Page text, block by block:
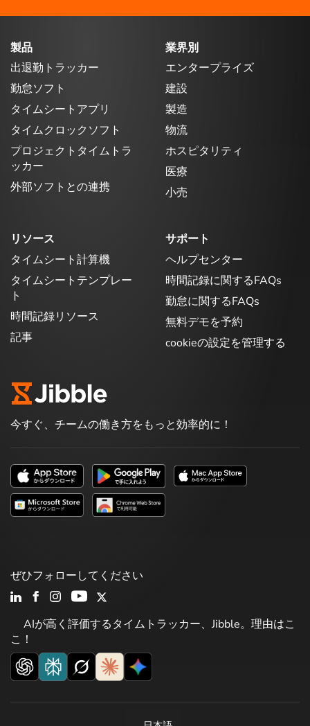
製品
出退勤トラッカー
勤怠ソフト
タイムシートアプリ
タイムクロックソフト
プロジェクトタイムトラ
ッカー
外部ソフトとの連携
業界別
エンタープライズ
建設
製造
物流
ホスピタリティ
医療
小売
リソース
タイムシート計算機
タイムシートテンプレー
ト
時間記録リソース
記事
サポート
ヘルプセンター
時間記録に関するFAQs
勤怠に関するFAQs
無料デモを予約
cookieの設定を管理する
今すぐ、チームの働き方をもっと効率的に！
AIが高く評価するタイムトラッカー、Jibble。理由はこ
こ！
ぜひフォローしてください